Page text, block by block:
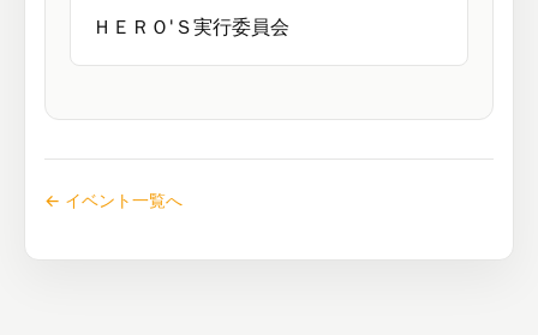
ＨＥＲＯ'Ｓ実行委員会
← イベント一覧へ